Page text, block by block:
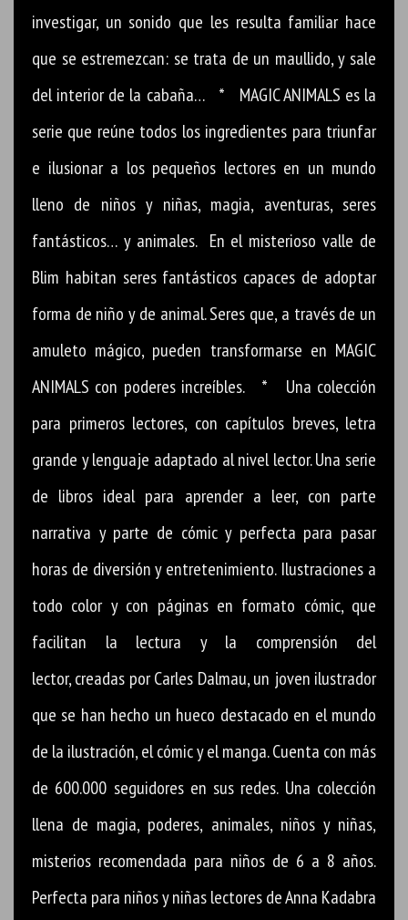
investigar, un sonido que les resulta familiar hace
que se estremezcan: se trata de un maullido, y sale
del interior de la cabaña… * MAGIC ANIMALS es la
serie que reúne todos los ingredientes para triunfar
e ilusionar a los pequeños lectores en un mundo
lleno de niños y niñas, magia, aventuras, seres
fantásticos… y animales. En el misterioso valle de
Blim habitan seres fantásticos capaces de adoptar
forma de niño y de animal. Seres que, a través de un
amuleto mágico, pueden transformarse en MAGIC
ANIMALS con poderes increíbles. * Una colección
para primeros lectores, con capítulos breves, letra
grande y lenguaje adaptado al nivel lector. Una serie
de libros ideal para aprender a leer, con parte
narrativa y parte de cómic y perfecta para pasar
horas de diversión y entretenimiento. Ilustraciones a
todo color y con páginas en formato cómic, que
facilitan la lectura y la comprensión del
lector, creadas por Carles Dalmau, un joven ilustrador
que se han hecho un hueco destacado en el mundo
de la ilustración, el cómic y el manga. Cuenta con más
de 600.000 seguidores en sus redes. Una colección
llena de magia, poderes, animales, niños y niñas,
misterios recomendada para niños de 6 a 8 años.
Perfecta para niños y niñas lectores de Anna Kadabra